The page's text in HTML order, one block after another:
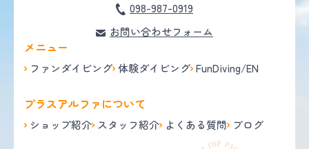
098-987-0919
お問い合わせフォーム
メニュー
ファンダイビング 体験ダイビング FunDiving/EN
プラスアルファについて
ショップ紹介 スタッフ紹介 よくある質問 ブログ